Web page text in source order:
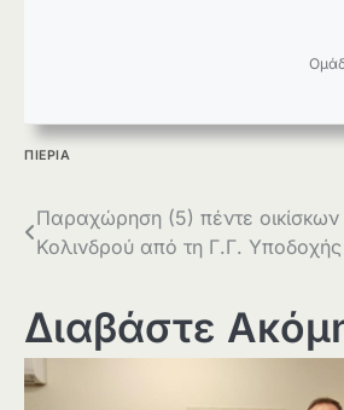
ΠΙΕΡΙΑ
Πλοήγηση
άρθρων
Παραχώρηση (5) πέντε
Κολινδρού από τη Γ.Γ.
Διαβάστε